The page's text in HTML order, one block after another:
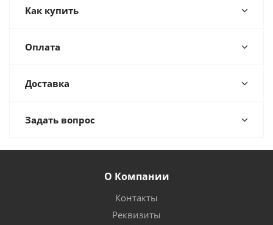
Как купить
Оплата
Доставка
Задать вопрос
О Компании
Контакты
Реквизиты